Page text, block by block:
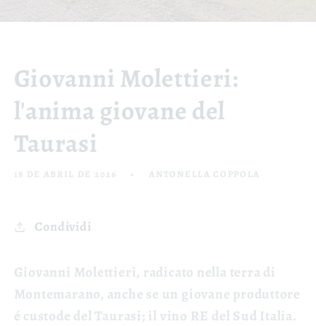
Giovanni Molettieri:
l'anima giovane del
Taurasi
18 DE ABRIL DE 2026 ANTONELLA COPPOLA
Condividi
Giovanni Molettieri, radicato nella terra di
Montemarano, anche se un giovane produttore
é custode del Taurasi; il vino RE del Sud Italia.